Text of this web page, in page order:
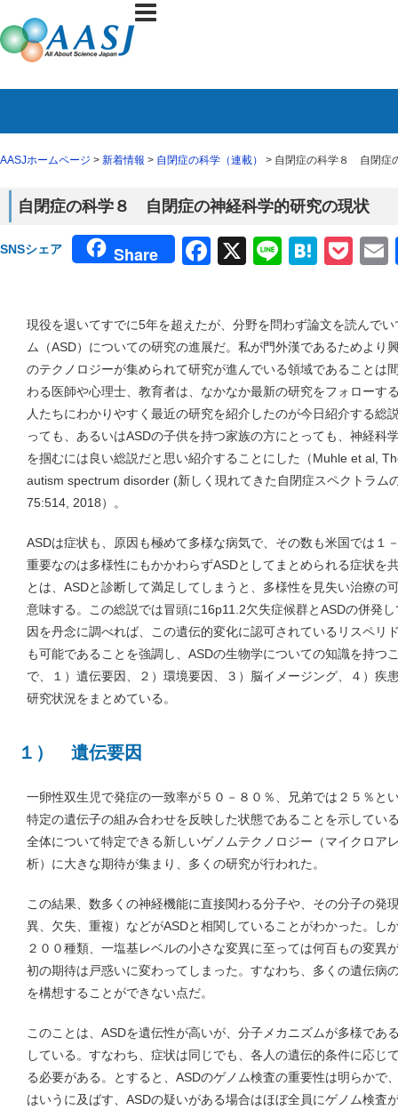
AASJホームページ > 新着情報 > 自閉症の科学（連載） > 自閉症の科学８ 自閉症
自閉症の科学８ 自閉症の神経科学的研究の現状
SNSシェア Share Facebook
X Line
現役を退いてすでに5年を超えたが、分野を問わず論文を読んで
ム（ASD）についての研究の進展だ。私が門外漢であるためより
のテクノロジーが集められて研究が進んでいる領域であることは
わる医師や心理士、教育者は、なかなか最新の研究をフォローす
人たちにわかりやすく最近の研究を紹介したのが今日紹介する総
っても、あるいはASDの子供を持つ家族の方にとっても、神経科
を掴むには良い総説だと思い紹介することにした（Muhle et al,
autism spectrum disorder (新しく現れてきた自閉症スペクトラム
75:514, 2018）。
ASDは症状も、原因も極めて多様な病気で、その数も米国では１
重要なのは多様性にもかかわらずASDとしてまとめられる症状を
とは、ASDと診断して満足してしまうと、多様性を見失い治療の
意味する。この総説では冒頭に16p11.2欠失症候群とASDの併発
因を丹念に調べれば、この遺伝的変化に認可されているリスペリ
も可能であることを強調し、ASDの生物学についての知識を持つ
で、１）遺伝要因、２）環境要因、３）脳イメージング、４）疾
研究状況をまとめている。
１） 遺伝要因
一卵性双生児で発症の一致率が５０－８０％、兄弟では２５％と
特定の遺伝子の組み合わせを反映した状態であることを示してい
全体について特定できる新しいゲノムテクノロジー（マイクロア
析）に大きな期待が集まり、多くの研究が行われた。
この結果、数多くの神経機能に直接関わる分子や、その分子の発
異、欠失、重複）などがASDと相関していることがわかった。し
２００種類、一塩基レベルの小さな変異に至っては何百もの変異
初の期待は戸惑いに変わってしまった。すなわち、多くの遺伝病
を構想することができない点だ。
このことは、ASDを遺伝性が高いが、分子メカニズムが多様であ
している。すなわち、症状は同じでも、各人の遺伝的条件に応じ
る必要がある。とすると、ASDのゲノム検査の重要性は明らかで
はいうに及ばす、ASDの疑いがある場合はほぼ全員にゲノム検査